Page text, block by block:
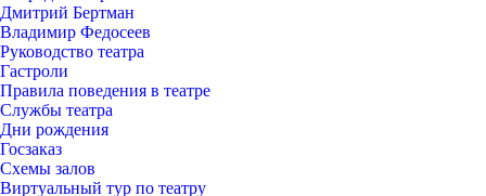
Дмитрий Бертман
Владимир Федосеев
Руководство театра
Гастроли
Правила поведения в театре
Службы театра
Дни рождения
Госзаказ
Схемы залов
Виртуальный тур по театру